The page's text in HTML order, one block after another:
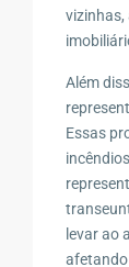
Além
Essas
levar ao
afetando